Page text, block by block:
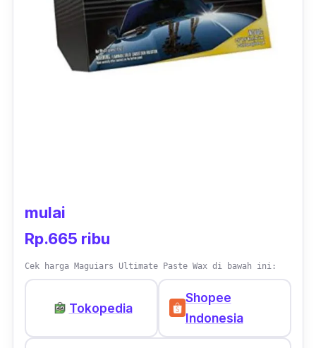
mulai
Rp.665 ribu
Cek harga Maguiars Ultimate Paste Wax di bawah ini:
Tokopedia
Shopee
Indonesia